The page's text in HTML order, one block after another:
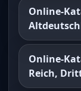
Online-
Online-
Reich,